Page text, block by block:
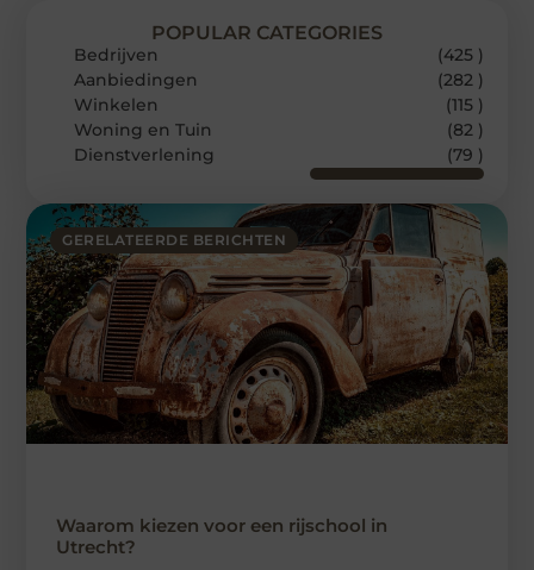
GERELATEERDE BERICHTEN
Waarom kiezen voor een rijschool in
Utrecht?
POPULAR CATEGORIES
Bedrijven
(425 )
Aanbiedingen
(282 )
Winkelen
(115 )
Woning en Tuin
(82 )
Dienstverlening
(79 )